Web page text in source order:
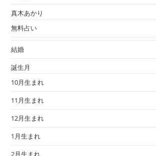
真木あかり
無料占い
結婚
誕生月
10月生まれ
11月生まれ
12月生まれ
1月生まれ
2月生まれ